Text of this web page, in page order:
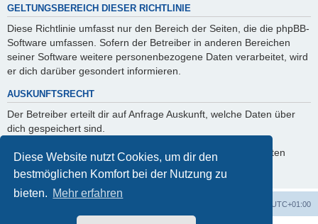
Diese Website nutzt Cookies, um dir den
bestmöglichen Komfort bei der Nutzung zu
bieten. Mehr erfahren
GELTUNGSBEREICH DIESER RICHTLINIE
Diese Richtlinie umfasst nur den Bereich der Seiten, die die phpBB-
Software umfassen. Sofern der Betreiber in anderen Bereichen
seiner Software weitere personenbezogene Daten verarbeitet, wird
er dich darüber gesondert informieren.
AUSKUNFTSRECHT
Der Betreiber erteilt dir auf Anfrage Auskunft, welche Daten über
dich gespeichert sind.
Du kannst jederzeit die Löschung bzw. Sperrung deiner Daten
verlangen. Kontaktiere hierzu bitte den Betreiber.
UTC+01:00